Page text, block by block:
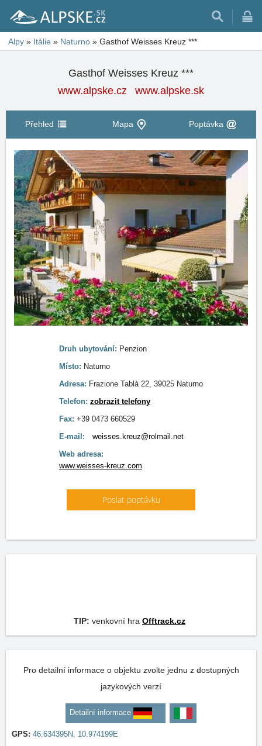
Alpy » Itálie » Naturno » Gasthof Weisses Kreuz ***
Gasthof Weisses Kreuz ***
www.alpske.cz
www.alpske.sk
Přehled Mapa Poptávka
Druh ubytování: Penzion
Místo: Naturno
Adresa: Frazione Tablà 22, 39025 Naturno
Telefon: zobrazit telefony
Fax: +39 0473 660529
E-mail:
weisses.kreuz@rolmail.net
Web adresa:
www.weisses-kreuz.com
Poslat poptávku
TIP: venkovní hra Offtrack.cz
Pro detailní informace o objektu zvolte jednu z dostupných
jazykových verzí
Detailní informace
GPS: 46.634395N, 10.974199E